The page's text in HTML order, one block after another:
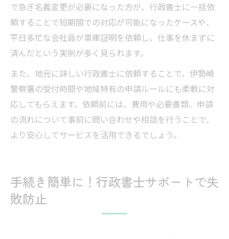
で急ぎ名義変更が必要になった方が、行政書士に一括依
頼することで短期間での対応が可能になったケースや、
平日多忙な会社員が車庫証明を依頼し、仕事を休まずに
済んだという実例が多く見られます。
また、地元に詳しい行政書士に依頼することで、伊勢崎
警察署の受付時間や地域特有の申請ルールにも柔軟に対
応してもらえます。依頼前には、費用や必要書類、申請
の流れについて事前に問い合わせや相談を行うことで、
より安心してサービスを活用できるでしょう。
手続き簡単に！行政書士サポートで失
敗防止